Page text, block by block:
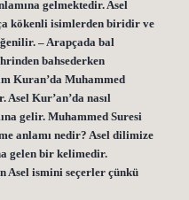
gelmektedir. Asel
kökenli isimlerden biridir ve
– Arapçada bal
bahsederken
Kuran’da Muhammed
Asel Kur’an’da nasıl
gelir. Muhammed Suresi
anlamı nedir? Asel dilimize
gelen bir kelimedir.
Asel ismini seçerler çünkü